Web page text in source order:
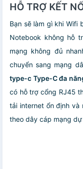
HỖ TRỢ KẾT
Bạn sẽ làm gì khi Wifi
Notebook không hỗ
mạng không đủ
chuyển sang mạng
type-c Type-C đa
có hỗ trợ cổng RJ45
tải internet ổn định và
theo dây cáp mạng